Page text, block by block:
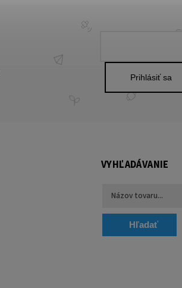
Prihlásiť sa
VYHĽADÁVANIE
Hľadať